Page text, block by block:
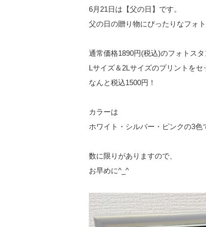
6月21日は【父の日】です。
父の日の贈り物にぴったりなフォ
通常価格1890円(税込)のフォトスタ
Lサイズ＆2Lサイズのプリントをセ
なんと税込1500円！
カラーは
ホワイト・シルバー・ピンクの3色
数に限りがありますので、
お早めに^_^